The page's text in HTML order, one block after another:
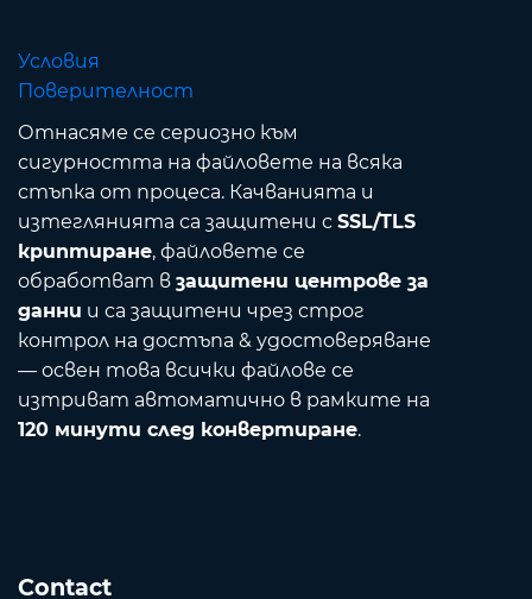
Условия
Поверителност
Отнасяме се сериозно към
сигурността на файловете на всяка
стъпка от процеса. Качванията и
изтеглянията са защитени с SSL/TLS
криптиране, файловете се
обработват в защитени центрове за
данни и са защитени чрез строг
контрол на достъпа & удостоверяване
— освен това всички файлове се
изтриват автоматично в рамките на
120 минути след конвертиране.
Contact